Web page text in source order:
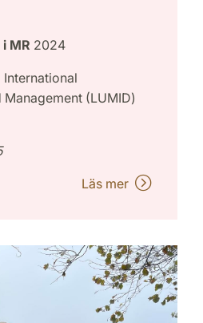
MR 2024
(LUMID)
Läs mer